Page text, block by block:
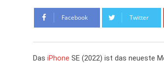
Facebook Twitter
Das iPhone SE (2022) ist das neueste